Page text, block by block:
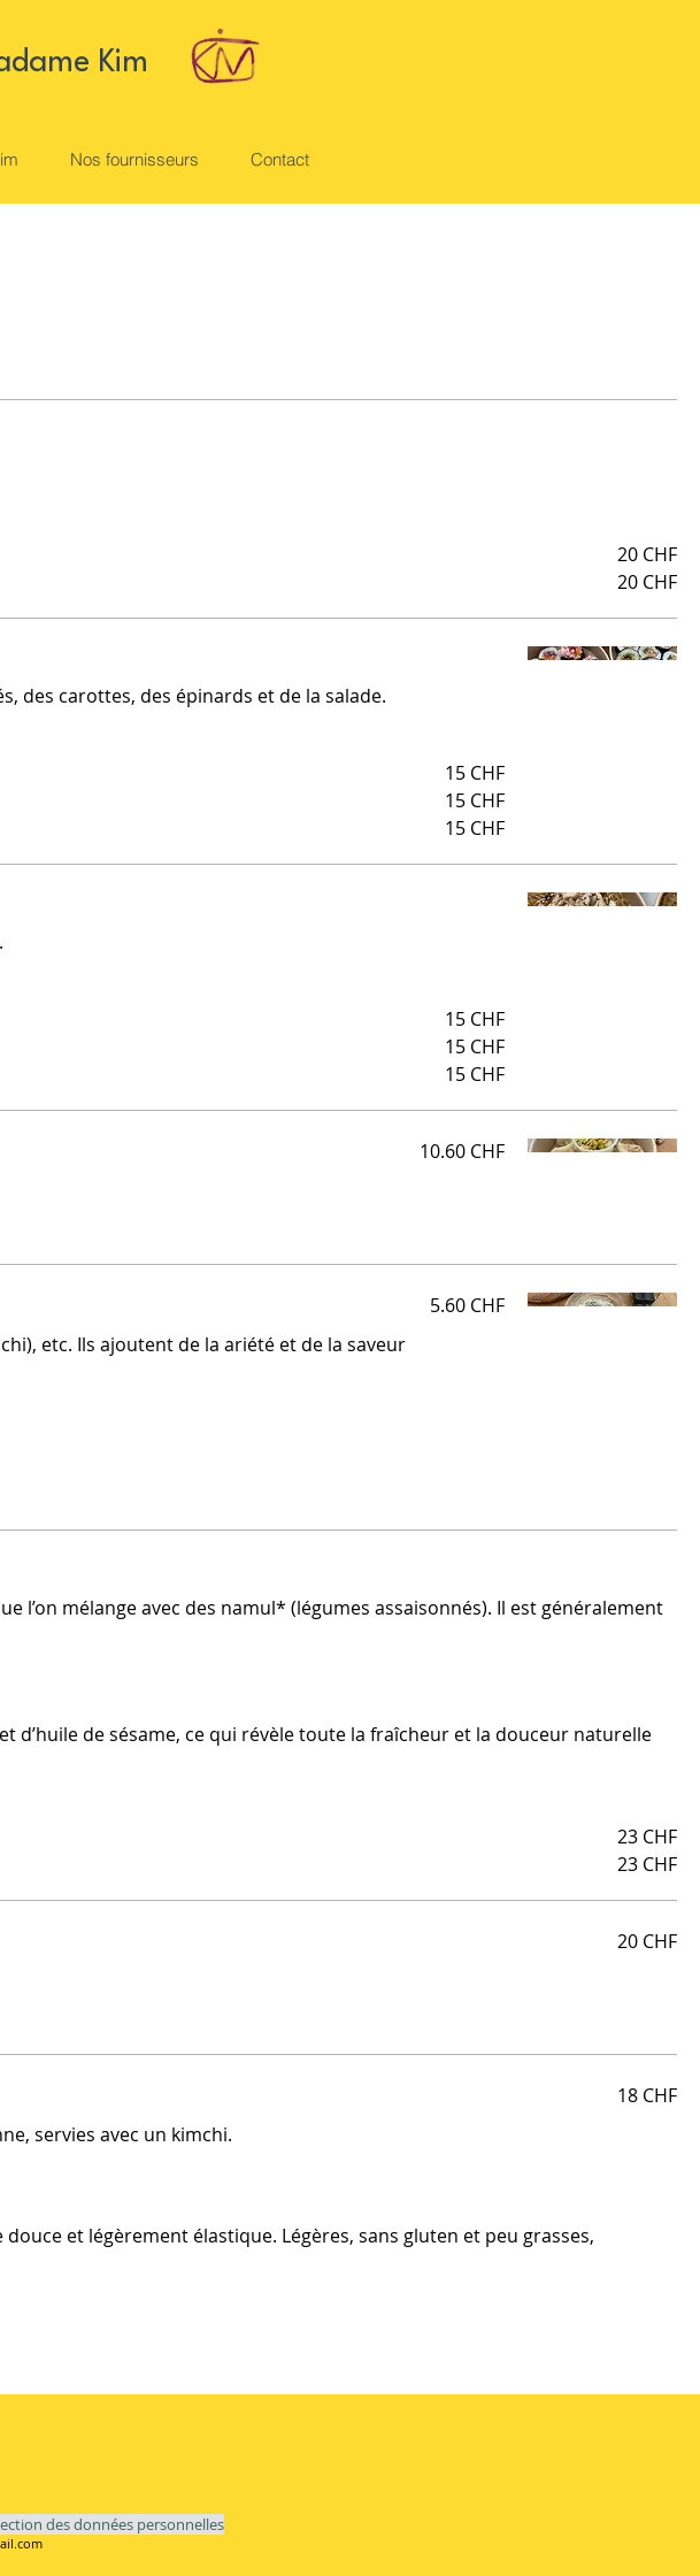
Kim
Nos fournisseurs Contact
20 CHF
20 CHF
des carottes, des épinards et de la salade.
15 CHF
15 CHF
15 CHF
15 CHF
15 CHF
15 CHF
10.60 CHF
etc. Ils ajoutent de la ariété et de la saveur
5.60 CHF
l’on mélange avec des namul* (légumes assaisonnés). Il est généralement
d’huile de sésame, ce qui révèle toute la fraîcheur et la douceur naturelle
23 CHF
23 CHF
20 CHF
servies avec un kimchi.
et légèrement élastique. Légères, sans gluten et peu grasses,
18 CHF
des données personnelles